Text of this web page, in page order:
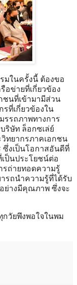
มในครั้งนี้ ต้องขอ
อข่ายที่เกี่ยวข้อง
ชนที่เข้ามามีส่วน
ที่เกี่ยวข้องใน
รถภาพทางการ
ริษัท ล็อกซเล่ย์
ทยากรภาคเอกชน
งเป็นโอกาสอันดีที่
ป็นประโยชน์ต่อ
รถ่ายทอดความรู้
รถนำความรู้ที่ได้รับ
ย่างมีคุณภาพ ซึ่งจะ
กวัยพึงพอใจในพม